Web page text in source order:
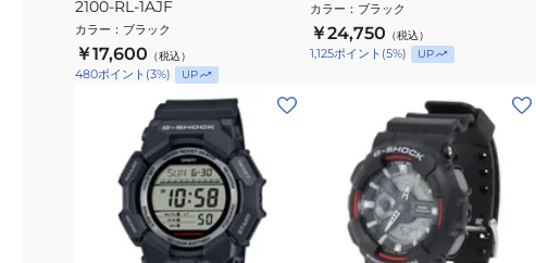
2100-RL-1AJF
カラー ： ブラック
￥17,600 （税込）
480ポイント (3%) UP
カラー ： ブラック
￥24,750 （税込）
1,125ポイント (5%) UP